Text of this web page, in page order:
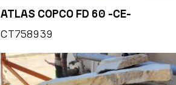
ATLAS COPCO FD 60 -CE-
CT758939